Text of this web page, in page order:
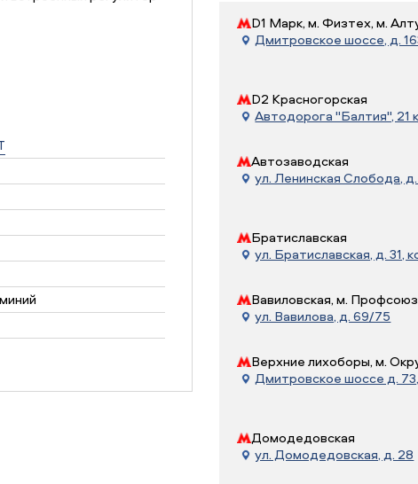
D1 Марк, м. Физтех, м.
Дмитровское шоссе, д.
D2 Красногорская
Автодорога "Балтия", 21
Автозаводская
ул. Ленинская Слобода,
Братиславская
ул. Братиславская, д. 31,
Вавиловская, м.
ул. Вавилова, д. 69/75
Верхние лихоборы, м.
Дмитровское шоссе д.
Домодедовская
ул. Домодедовская, д. 28